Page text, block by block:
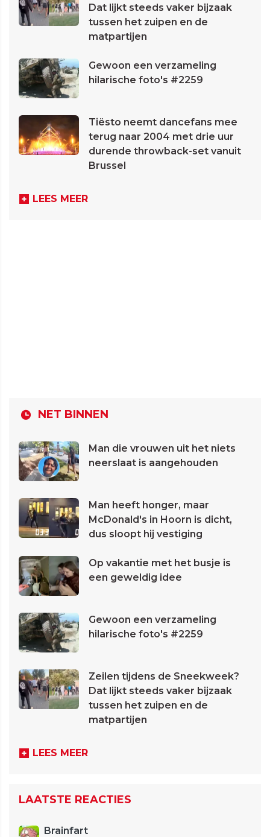
Dat lijkt steeds vaker bijzaak
tussen het zuipen en de
matpartijen
Gewoon een verzameling
hilarische foto's #2259
Tiësto neemt dancefans mee
terug naar 2004 met drie uur
durende throwback-set vanuit
Brussel
LEES MEER
NET BINNEN
Man die vrouwen uit het niets
neerslaat is aangehouden
Man heeft honger, maar
McDonald's in Hoorn is dicht,
dus sloopt hij vestiging
Op vakantie met het busje is
een geweldig idee
Gewoon een verzameling
hilarische foto's #2259
Zeilen tijdens de Sneekweek?
Dat lijkt steeds vaker bijzaak
tussen het zuipen en de
matpartijen
LEES MEER
LAATSTE REACTIES
Brainfart